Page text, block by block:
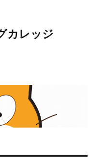
カレッジ